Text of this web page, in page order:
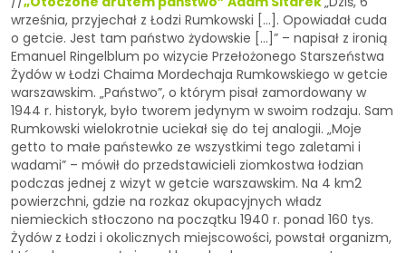
września, przyjechał z Łodzi Rumkowski […]. Opowiadał cuda
o getcie. Jest tam państwo żydowskie […]” – napisał z ironią
Emanuel Ringelblum po wizycie Prze­łożonego Starszeństwa
Żydów w Łodzi Chaima Mordechaja Rumkowskiego w getcie
warszawskim. „Państwo”, o którym pisał zamordowany w
1944 r. historyk, było tworem jedynym w swoim rodzaju. Sam
Rumkowski wielokrotnie uciekał się do tej analogii. „Moje
getto to małe państewko ze wszystkimi tego zaletami i
wadami” – mówił do przedstawicieli ziomkostwa łodzian
podczas jednej z wizyt w getcie warszawskim. Na 4 km2
powierzchni, gdzie na rozkaz okupacyjnych władz
niemieckich stłoczono na po­czątku 1940 r. ponad 160 tys.
Żydów z Łodzi i okolicznych miejscowości, powstał orga­nizm,